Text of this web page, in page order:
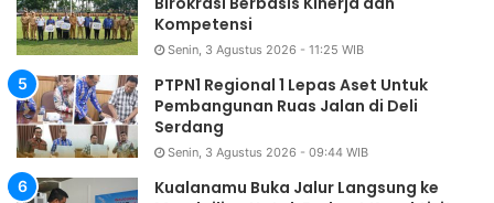
Kompetensi
Senin, 3 Agustus 2026 - 11:25 WIB
PTPN1 Regional 1 Lepas Aset Untuk
Pembangunan Ruas Jalan di Deli
Serdang
Senin, 3 Agustus 2026 - 09:44 WIB
Kualanamu Buka Jalur Langsung ke